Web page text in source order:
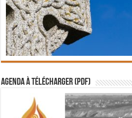
Agenda à télécharger (PDF)